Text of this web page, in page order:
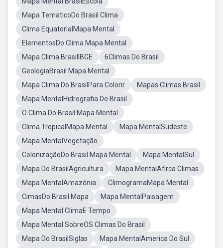
Mapa TematicoDo Brasil Clima
Clima EquatorialMapa Mental
ElementosDo Clima Mapa Mental
Mapa Clima BrasilIBGE
6Climas Do Brasil
GeologiaBrasil Mapa Mental
Mapa Clima Do BrasilPara Colorir
Mapas Climas Brasil
Mapa MentalHidrografia Do Brasil
O Clima Do Brasil Mapa Mental
Clima TropicalMapa Mental
Mapa MentalSudeste
Mapa MentalVegetação
ColonizaçãoDo Brasil Mapa Mental
Mapa MentalSul
Mapa Do BrasilAgricultura
Mapa MentalAfirca Climas
Mapa MentalAmazônia
ClimogramaMapa Mental
CimasDo Brasil Mapa
Mapa MentalPaisagem
Mapa Mental ClimaE Tempo
Mapa Mental SobreOS Climas Do Brasil
Mapa Do BrasilSiglas
Mapa MentalAmerica Do Sul